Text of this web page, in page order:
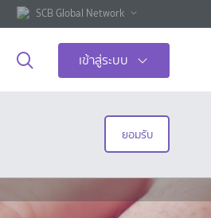
SCB Global Network
เข้าสู่ระบบ
ยอมรับ